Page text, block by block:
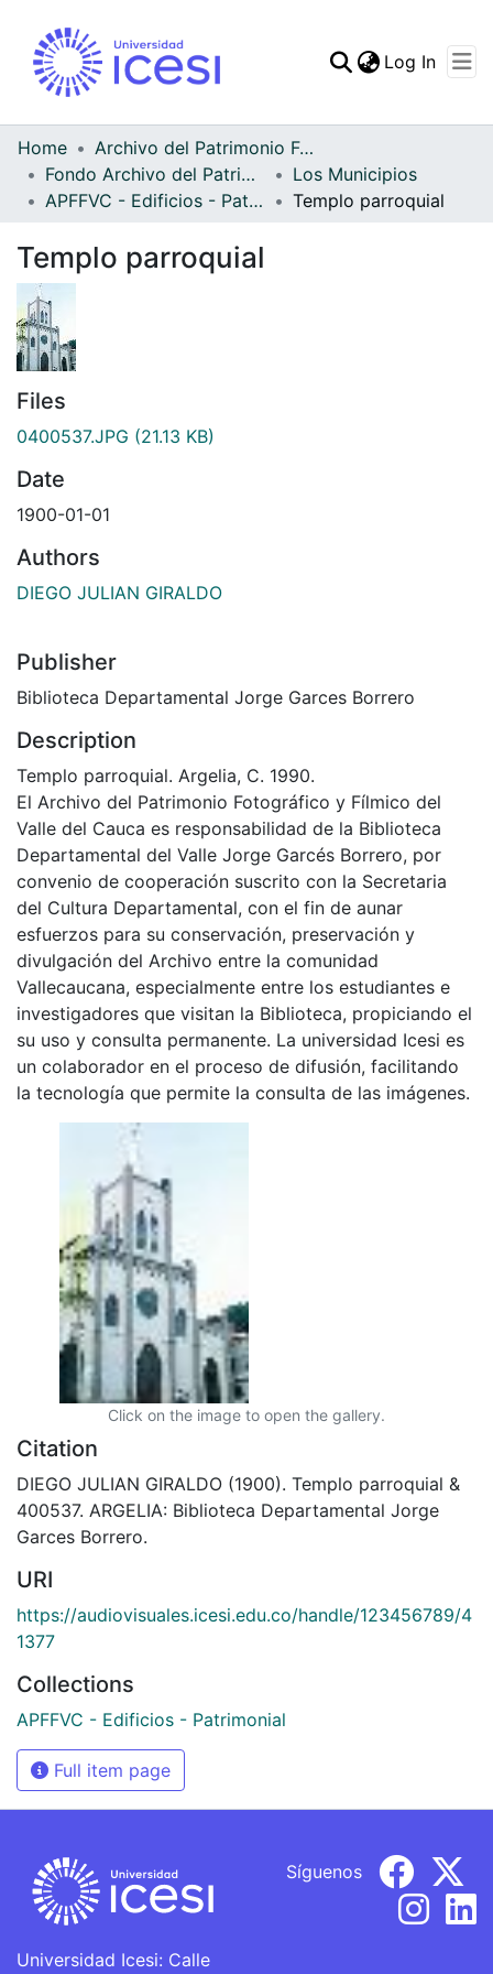
Statistics
Log In
Home
Archivo del Patrimonio Fotográfico y Fílmico del Valle del Cauca
Fondo Archivo del Patrimonio Fotográfico y Fílmico del Valle del Cauca
Los Municipios
APFFVC - Edificios - Patrimonial
Templo parroquial
Templo parroquial
Files
0400537.JPG (21.13 KB)
Date
1900-01-01
Authors
DIEGO JULIAN GIRALDO
Publisher
Biblioteca Departamental Jorge Garces Borrero
Description
Templo parroquial. Argelia, C. 1990.
El Archivo del Patrimonio Fotográfico y Fílmico del
Valle del Cauca es responsabilidad de la Biblioteca
Departamental del Valle Jorge Garcés Borrero, por
convenio de cooperación suscrito con la Secretaria
del Cultura Departamental, con el fin de aunar
esfuerzos para su conservación, preservación y
divulgación del Archivo entre la comunidad
Vallecaucana, especialmente entre los estudiantes e
investigadores que visitan la Biblioteca, propiciando el
su uso y consulta permanente. La universidad Icesi es
un colaborador en el proceso de difusión, facilitando
la tecnología que permite la consulta de las imágenes.
Click on the image to open the gallery.
Citation
DIEGO JULIAN GIRALDO (1900). Templo parroquial &
400537. ARGELIA: Biblioteca Departamental Jorge
Garces Borrero.
URI
https://audiovisuales.icesi.edu.co/handle/123456789/4
1377
Collections
APFFVC - Edificios - Patrimonial
Full item page
Universidad Icesi: Calle
Síguenos